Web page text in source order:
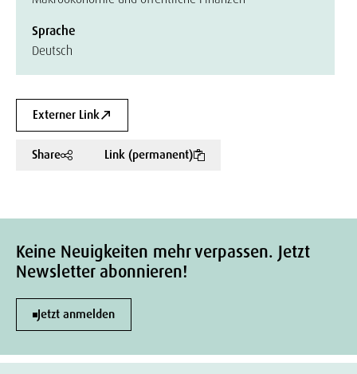
Sprache
Deutsch
Externer Link
Share Link (permanent)
Keine Neuigkeiten mehr verpassen. Jetzt
Newsletter abonnieren!
Jetzt anmelden